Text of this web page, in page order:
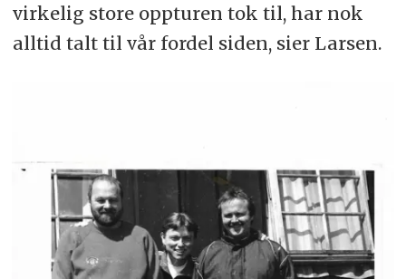
virkelig store oppturen tok til, har nok
alltid talt til vår fordel siden, sier Larsen.